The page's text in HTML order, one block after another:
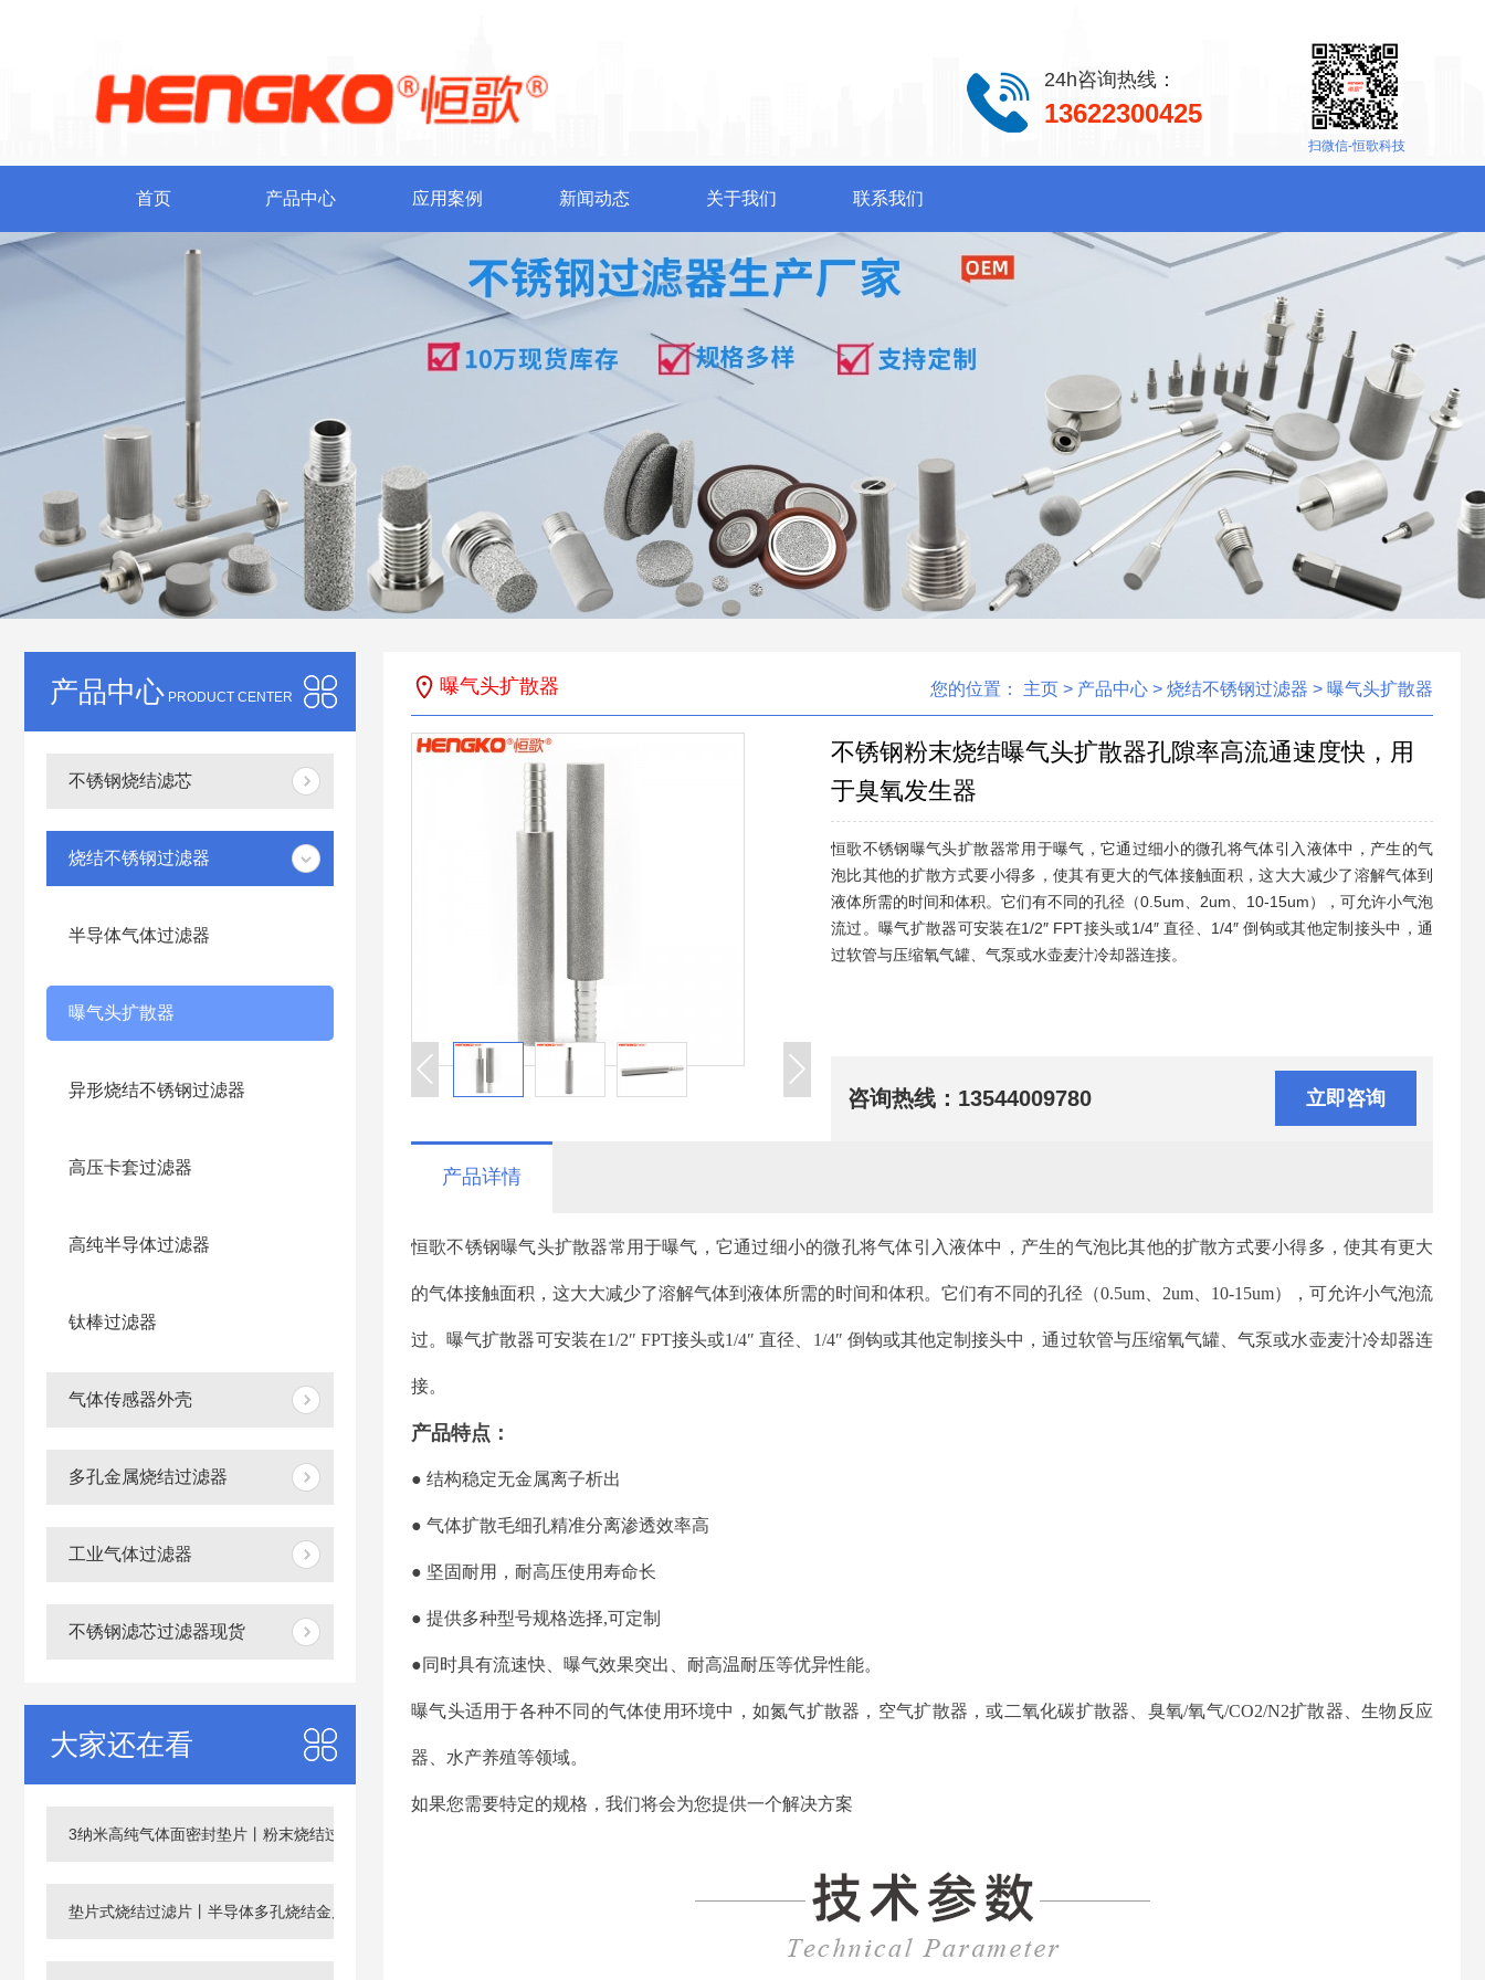
扫微信-恒歌科技
24h咨询热线：
13622300425
首页 产品中心 应用案例 新闻动态 关于我们 联系我们
产品中心 PRODUCT CENTER
不锈钢烧结滤芯
烧结不锈钢过滤器
半导体气体过滤器
曝气头扩散器
异形烧结不锈钢过滤器
高压卡套过滤器
高纯半导体过滤器
钛棒过滤器
气体传感器外壳
多孔金属烧结过滤器
工业气体过滤器
不锈钢滤芯过滤器现货
大家还在看
3纳米高纯气体面密封垫片丨粉末烧结过滤片
垫片式烧结过滤片丨半导体多孔烧结金属滤芯
曝气头扩散器 您的位置： 主页 > 产品中心 > 烧结不锈钢过滤器 > 曝气头扩散器
不锈钢粉末烧结曝气头扩散器孔隙率高流通速度快，用
于臭氧发生器
恒歌不锈钢曝气头扩散器常用于曝气，它通过细小的微孔将气体引入液体中，产生的气
泡比其他的扩散方式要小得多，使其有更大的气体接触面积，这大大减少了溶解气体到
液体所需的时间和体积。它们有不同的孔径（0.5um、2um、10-15um），可允许小气泡
流过。曝气扩散器可安装在1/2″ FPT接头或1/4″ 直径、1/4″ 倒钩或其他定制接头中，通
过软管与压缩氧气罐、气泵或水壶麦汁冷却器连接。
咨询热线： 13544009780 立即咨询
产品详情
恒歌不锈钢曝气头扩散器常用于曝气，它通过细小的微孔将气体引入液体中，产生的气泡比其他的扩散方式要小得多，使其有更大
的气体接触面积，这大大减少了溶解气体到液体所需的时间和体积。它们有不同的孔径（0.5um、2um、10-15um），可允许小气泡流
过。曝气扩散器可安装在1/2″ FPT接头或1/4″ 直径、1/4″ 倒钩或其他定制接头中，通过软管与压缩氧气罐、气泵或水壶麦汁冷却器连
接。
产品特点：
● 结构稳定无金属离子析出
● 气体扩散毛细孔精准分离渗透效率高
● 坚固耐用，耐高压使用寿命长
● 提供多种型号规格选择,可定制
●同时具有流速快、曝气效果突出、耐高温耐压等优异性能。
曝气头适用于各种不同的气体使用环境中，如氮气扩散器，空气扩散器，或二氧化碳扩散器、臭氧/氧气/CO2/N2扩散器、生物反应
器、水产养殖等领域。
如果您需要特定的规格，我们将会为您提供一个解决方案